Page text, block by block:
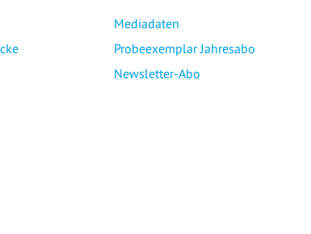
Mediadaten
Probeexemplar Jahresabo
Newsletter-Abo